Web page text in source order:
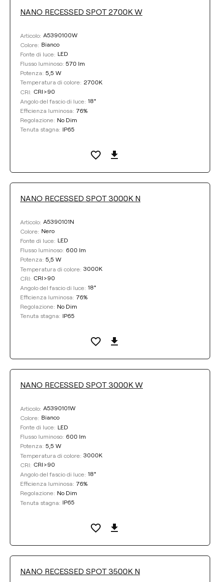
ANGOLO DEL FASCIO DI LUCE
18°
REGOLAZIONE
No Dim
NANO RECESSED SPOT 2700K W
Articolo: A5390100W
Colore: Bianco
Fonte di luce: LED
Flusso luminoso: 570 lm
Potenza: 5,5 W
Temperatura di colore: 2700K
CRI: CRI>90
Angolo del fascio di luce: 18°
Efficienza luminosa: 76%
Regolazione: No Dim
Tenuta stagna: IP65
NANO RECESSED SPOT 3000K N
Articolo: A5390101N
Colore: Nero
Fonte di luce: LED
Flusso luminoso: 600 lm
Potenza: 5,5 W
Temperatura di colore: 3000K
CRI: CRI>90
Angolo del fascio di luce: 18°
Efficienza luminosa: 76%
Regolazione: No Dim
Tenuta stagna: IP65
NANO RECESSED SPOT 3000K W
Articolo: A5390101W
Colore: Bianco
Fonte di luce: LED
Flusso luminoso: 600 lm
Potenza: 5,5 W
Temperatura di colore: 3000K
CRI: CRI>90
Angolo del fascio di luce: 18°
Efficienza luminosa: 76%
Regolazione: No Dim
Tenuta stagna: IP65
NANO RECESSED SPOT 3500K N